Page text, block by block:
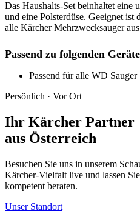
Das Haushalts-Set beinhaltet eine
und eine Polsterdüse. Geeignet ist
alle Kärcher Mehrzwecksauger
Passend zu folgenden
Passend für alle WD Sauger
Persönlich · Vor Ort
Ihr Kärcher Partner
aus Österreich
Besuchen Sie uns in unserem
Kärcher-Vielfalt live und lassen
kompetent beraten.
Unser Standort